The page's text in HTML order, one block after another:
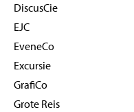
DiscusCie
EJC
EveneCo
Excursie
GrafiCo
Grote Reis